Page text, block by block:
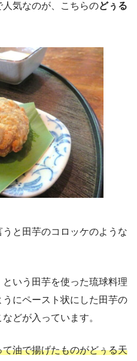
気なのが、こちらのどぅる
と田芋のコロッケのような
いう田芋を使った琉球料理
にペースト状にした田芋の
どが入っています。
油で揚げたものがどぅる天